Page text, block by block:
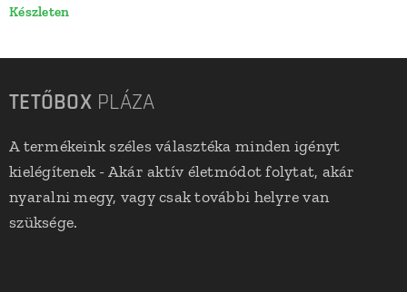
Készleten
TETŐBOX PLÁZA
A termékeink széles választéka minden igényt
kielégítenek - Akár aktív életmódot folytat, akár
nyaralni megy, vagy csak további helyre van
szüksége.